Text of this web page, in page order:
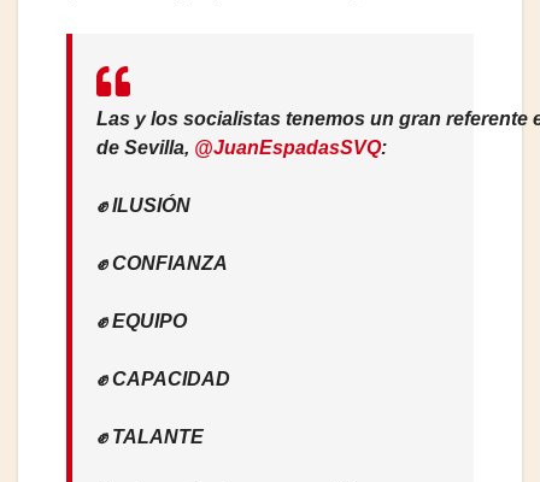
Las y los socialistas tenemos un gran referente
de Sevilla, @JuanEspadasSVQ:
✊ ILUSIÓN
✊ CONFIANZA
✊ EQUIPO
✊ CAPACIDAD
✊ TALANTE